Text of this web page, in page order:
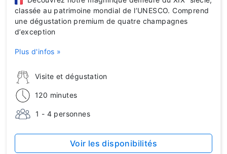
Visite et dégustation
120 minutes
1 - 4 personnes
classée au patrimoine mondial de l’UNESCO. Comprend
une dégustation premium de quatre champagnes
d’exception
Plus d'infos »
Voir les disponibilités